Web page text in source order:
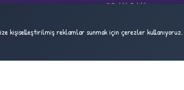
Gizlilik Politikası
Kullanım Şartları
kişiselleştirilmiş reklamlar sunmak için çerezler kullanıyoruz.